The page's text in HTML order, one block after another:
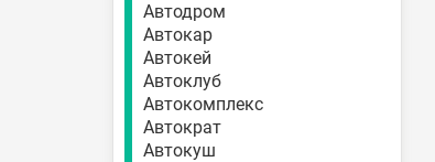
Автодром
Автокар
Автокей
Автоклуб
Автокомплекс
Автократ
Автокуш